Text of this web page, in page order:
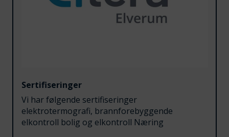
Sertifiseringer
Vi har følgende sertifiseringer
elektrotermografi, brannforebyggende
elkontroll bolig og elkontroll Næring